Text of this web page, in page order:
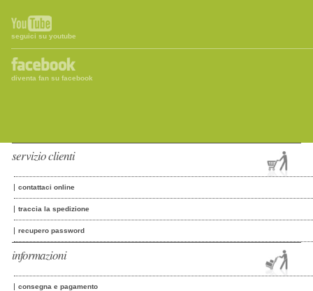
seguici su youtube
diventa fan su facebook
servizio clienti
contattaci online
traccia la spedizione
recupero password
informazioni
consegna e pagamento